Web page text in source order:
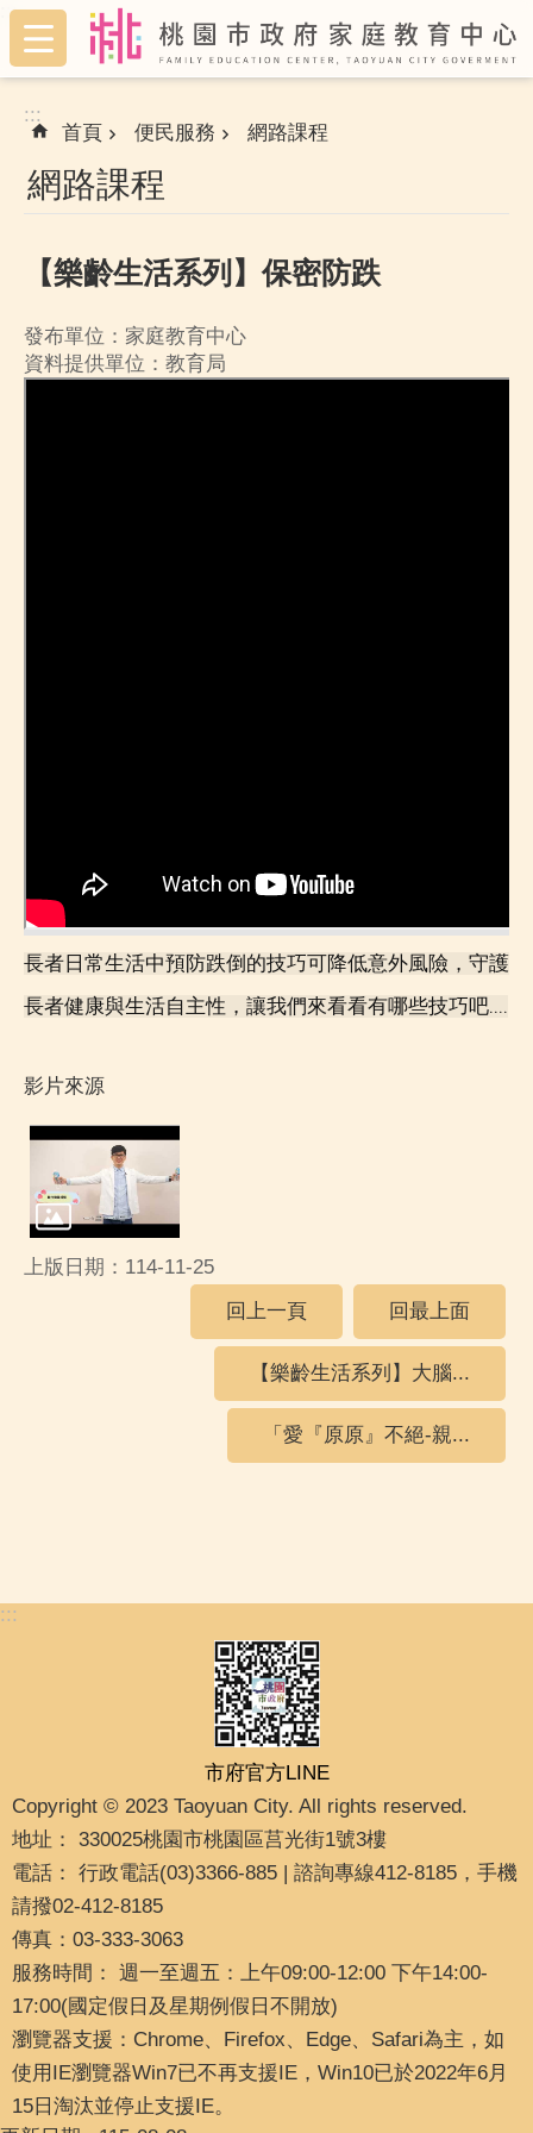
跳到主要內容區塊
:::
:::
首頁 便民服務 網路課程
網路課程
【樂齡生活系列】保密防跌
發布單位：家庭教育中心
資料提供單位：教育局
長者日常生活中預防跌倒的技巧可降低意外風險，守護
長者健康與生活自主性，讓我們來看看有哪些技巧吧....
影片來源
上版日期：114-11-25
回上一頁
回最上面
【樂齡生活系列】大腦...
「愛『原原』不絕-親...
:::
市府官方LINE
Copyright © 2023 Taoyuan City. All rights reserved.
地址： 330025桃園市桃園區莒光街1號3樓
電話： 行政電話(03)3366-885 | 諮詢專線412-8185，手機
請撥02-412-8185
傳真：03-333-3063
服務時間： 週一至週五：上午09:00-12:00 下午14:00-
17:00(國定假日及星期例假日不開放)
瀏覽器支援：Chrome、Firefox、Edge、Safari為主，如
使用IE瀏覽器Win7已不再支援IE，Win10已於2022年6月
15日淘汰並停止支援IE。